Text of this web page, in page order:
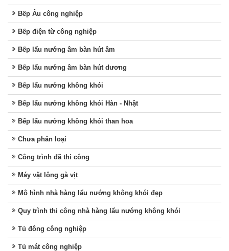
Bếp Âu công nghiệp
Bếp điện từ công nghiệp
Bếp lẩu nướng âm bàn hút âm
Bếp lẩu nướng âm bàn hút dương
Bếp lẩu nướng không khói
Bếp lẩu nướng không khói Hàn - Nhật
Bếp lẩu nướng không khói than hoa
Chưa phân loại
Công trình đã thi công
Máy vặt lông gà vịt
Mô hình nhà hàng lẩu nướng không khói đẹp
Quy trình thi công nhà hàng lẩu nướng không khói
Tủ đông công nghiệp
Tủ mát công nghiệp